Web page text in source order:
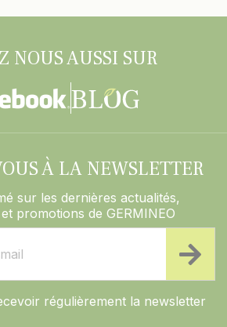
NOUS AUSSI SUR
À LA NEWSLETTER
sur les dernières actualités,
promotions de GERMINEO
régulièrement la newsletter